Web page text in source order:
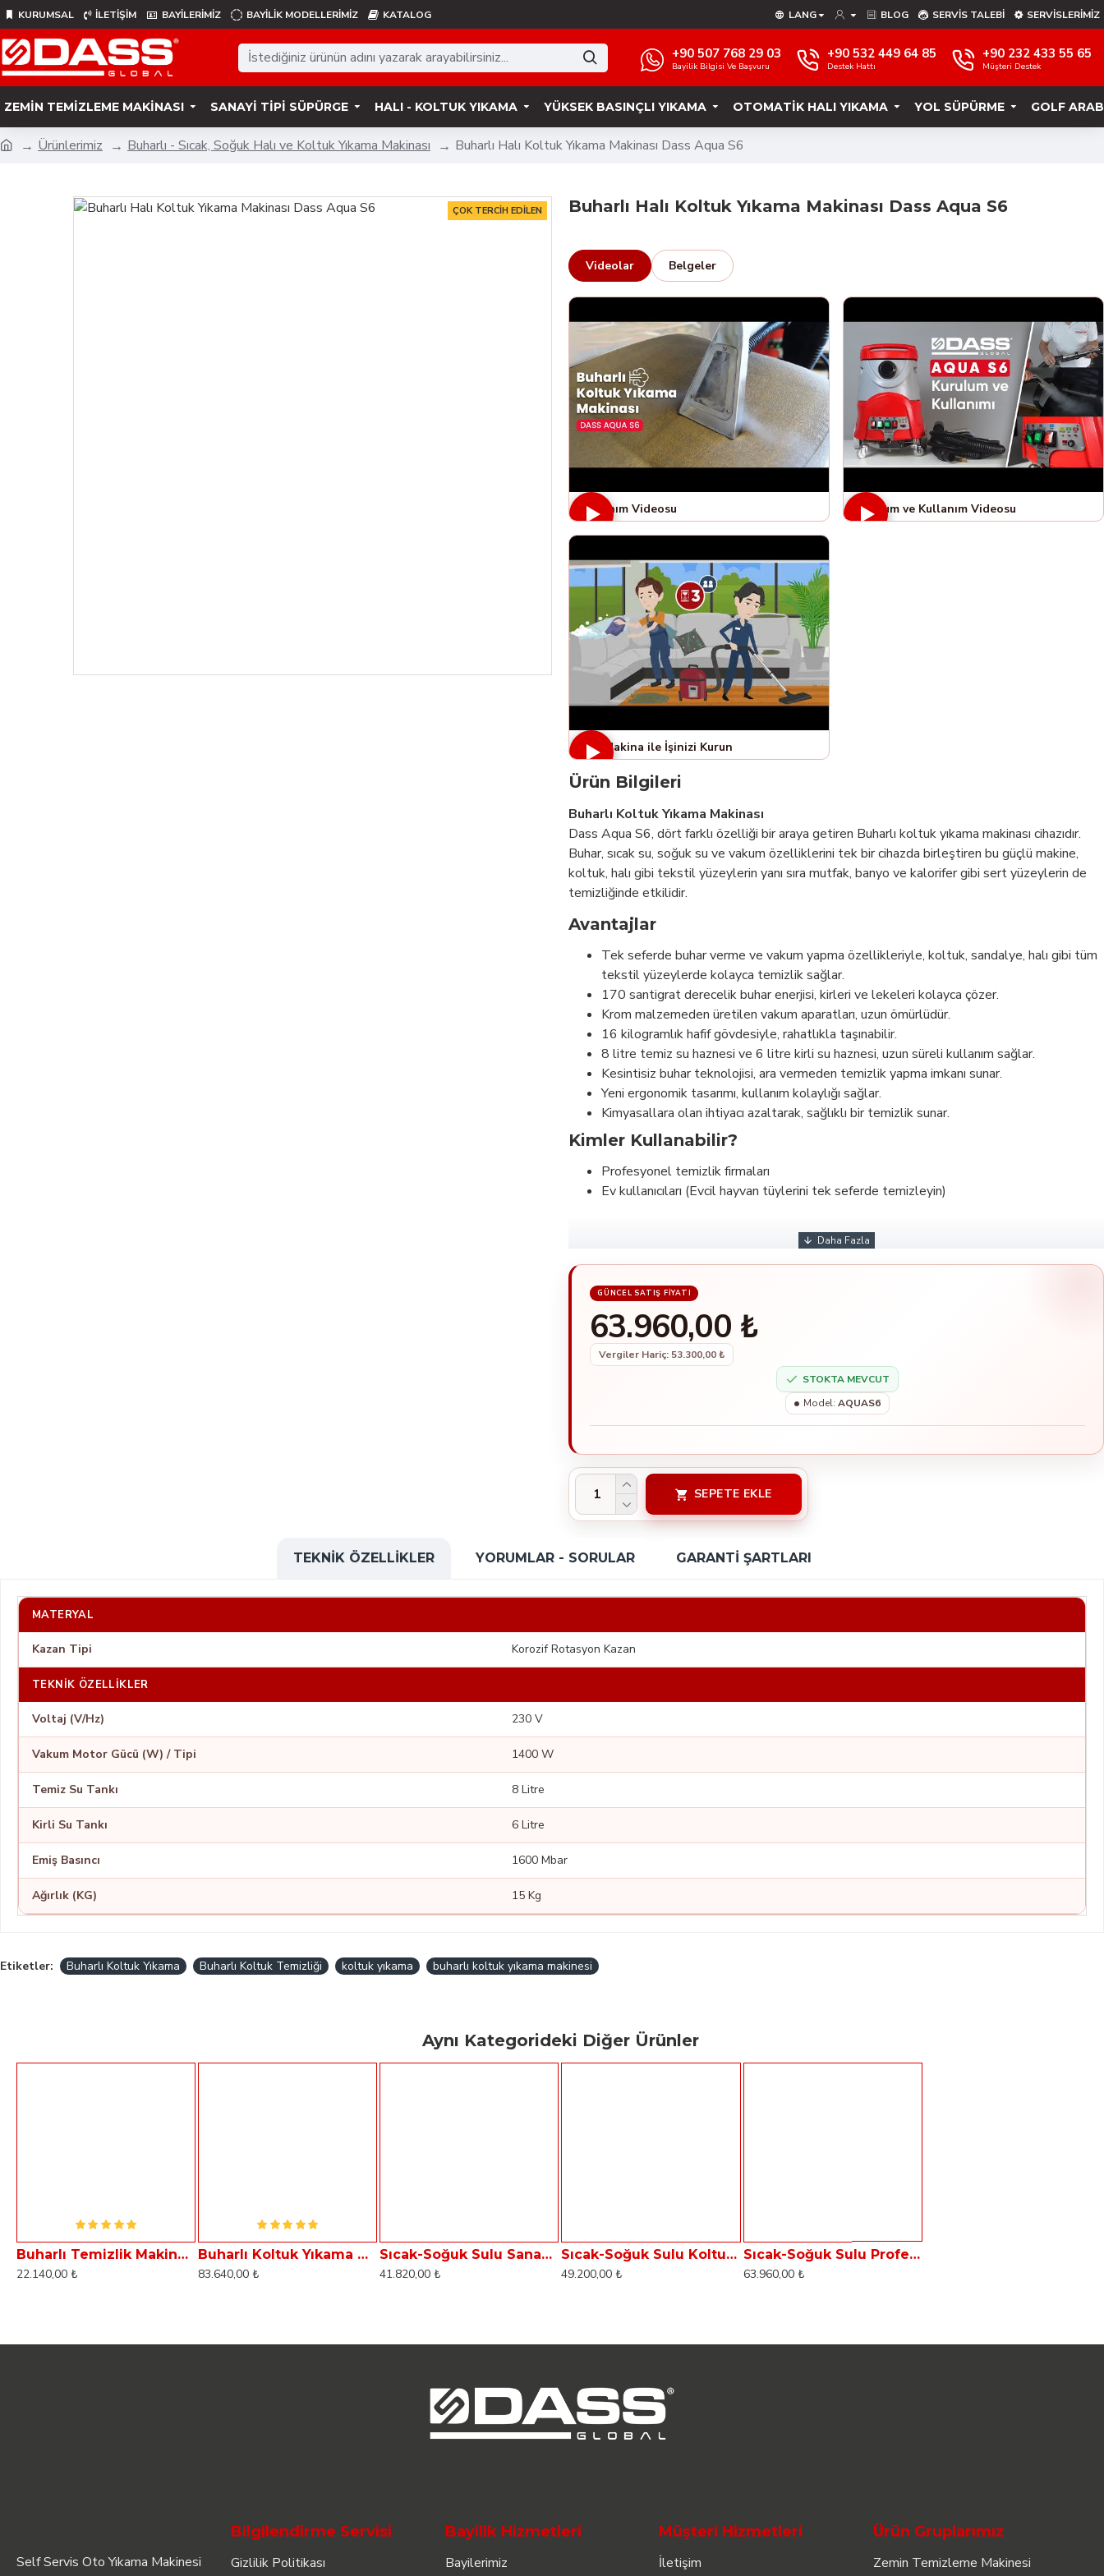
KURUMSAL İLETİŞİM BAYİLERİMİZ BAYILIK MODELLERIMIZ KATALOG LANG BLOG SERVIS TALEBI SERVISLERIMIZ
+90 507 768 29 03
Bayilik Bilgisi Ve Başvuru
+90 532 449 64 85
Destek Hattı
+90 232 433 55 65
Müşteri Destek
ZEMIN TEMIZLEME MAKINASI SANAYI TIPI SÜPÜRGE HALI - KOLTUK YIKAMA YÜKSEK BASINÇLI YIKAMA OTOMATIK HALI YIKAMA YOL SÜPÜRME GOLF
Ürünlerimiz Buharlı - Sıcak, Soğuk Halı ve Koltuk Yıkama Makinası Buharlı Halı Koltuk Yıkama Makinası Dass Aqua S6
ÇOK TERCIH EDILEN Buharlı Halı Koltuk Yıkama Makinası Dass Aqua S6
Videolar Belgeler
Kullanım Videosu Kurulum ve Kullanım Videosu
Tek Makina ile İşinizi Kurun
Ürün Bilgileri
Buharlı Koltuk Yıkama Makinası
Dass Aqua S6, dört farklı özelliği bir araya getiren Buharlı koltuk yıkama makinası cihazıdır.
Buhar, sıcak su, soğuk su ve vakum özelliklerini tek bir cihazda birleştiren bu güçlü makine,
koltuk, halı gibi tekstil yüzeylerin yanı sıra mutfak, banyo ve kalorifer gibi sert yüzeylerin de
temizliğinde etkilidir.
Avantajlar
Tek seferde buhar verme ve vakum yapma özellikleriyle, koltuk, sandalye, halı gibi tüm
tekstil yüzeylerde kolayca temizlik sağlar.
170 santigrat derecelik buhar enerjisi, kirleri ve lekeleri kolayca çözer.
Krom malzemeden üretilen vakum aparatları, uzun ömürlüdür.
16 kilogramlık hafif gövdesiyle, rahatlıkla taşınabilir.
8 litre temiz su haznesi ve 6 litre kirli su haznesi, uzun süreli kullanım sağlar.
Kesintisiz buhar teknolojisi, ara vermeden temizlik yapma imkanı sunar.
Yeni ergonomik tasarımı, kullanım kolaylığı sağlar.
Kimyasallara olan ihtiyacı azaltarak, sağlıklı bir temizlik sunar.
Kimler Kullanabilir?
Profesyonel temizlik firmaları
Ev kullanıcıları (Evcil hayvan tüylerini tek seferde temizleyin)
63.960,00 ₺
Vergiler Hariç: 53.300,00 ₺
STOKTA MEVCUT
Model: AQUAS6
SEPETE EKLE
TEKNIK ÖZELLIKLER YORUMLAR - SORULAR GARANTI ŞARTLARI
MATERYAL
Kazan Tipi Korozif Rotasyon Kazan
TEKNIK ÖZELLIKLER
Voltaj (V/Hz) 230 V
Vakum Motor Gücü (W) / Tipi 1400 W
Temiz Su Tankı 8 Litre
Kirli Su Tankı 6 Litre
Emiş Basıncı 1600 Mbar
Ağırlık (KG) 15 Kg
Etiketler: Buharlı Koltuk Yıkama Buharlı Koltuk Temizliği koltuk yıkama buharlı koltuk yıkama makinesi
Aynı Kategorideki Diğer Ürünler
Buharlı Temizlik Makinesi Dass Aqua S2
22.140,00 ₺
Buharlı Koltuk Yıkama Makinası Dass Aqua S18
83.640,00 ₺
Sıcak-Soğuk Sulu Sanayi Tipi Halı Koltuk Yıkama Makinası Dass Aqua HC6
41.820,00 ₺
Sıcak-Soğuk Sulu Koltuk Yıkama Makinası Dass Aqua HC18
49.200,00 ₺
Sıcak-Soğuk Sulu Profesyonel Halı Koltuk Yıkama Makinası Dass Aqua HC60
63.960,00 ₺
Self Servis Oto Yıkama Makinesi
Bilgilendirme Servisi
Gizlilik Politikası
Bayilik Hizmetleri
Bayilerimiz
Müşteri Hizmetleri
İletişim
Ürün Gruplarımız
Zemin Temizleme Makinesi